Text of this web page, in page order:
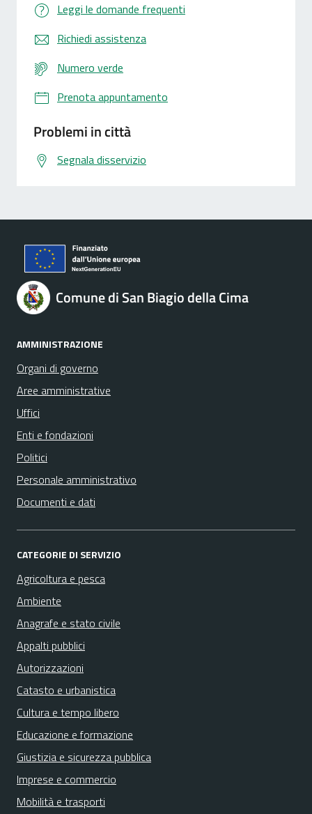
Leggi le domande frequenti
Richiedi assistenza
Numero verde
Prenota appuntamento
Problemi in città
Segnala disservizio
Comune di San Biagio della Cima
AMMINISTRAZIONE
Organi di governo
Aree amministrative
Uffici
Enti e fondazioni
Politici
Personale amministrativo
Documenti e dati
CATEGORIE DI SERVIZIO
Agricoltura e pesca
Ambiente
Anagrafe e stato civile
Appalti pubblici
Autorizzazioni
Catasto e urbanistica
Cultura e tempo libero
Educazione e formazione
Giustizia e sicurezza pubblica
Imprese e commercio
Mobilità e trasporti